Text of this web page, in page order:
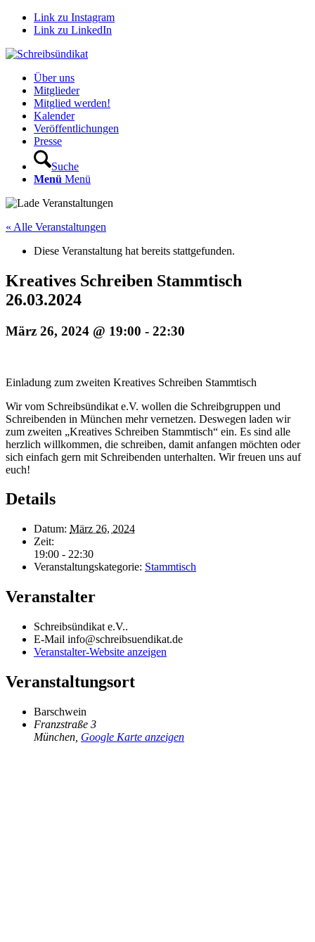
Link zu Instagram
Link zu LinkedIn
Über uns
Mitglieder
Mitglied werden!
Kalender
Veröffentlichungen
Presse
Suche
Menü Menü
« Alle Veranstaltungen
Diese Veranstaltung hat bereits stattgefunden.
Kreatives Schreiben Stammtisch
26.03.2024
März 26, 2024 @ 19:00 - 22:30
Einladung zum zweiten Kreatives Schreiben Stammtisch
Wir vom Schreibsündikat e.V. wollen die Schreibgruppen und
Schreibenden in München mehr vernetzen. Deswegen laden wir
zum zweiten „Kreatives Schreiben Stammtisch“ ein. Es sind alle
herzlich willkommen, die schreiben, damit anfangen möchten oder
sich einfach gern mit Schreibenden unterhalten. Wir freuen uns auf
euch!
Details
Datum: März 26, 2024
Zeit:
19:00 - 22:30
Veranstaltungskategorie: Stammtisch
Veranstalter
Schreibsündikat e.V..
E-Mail info@schreibsuendikat.de
Veranstalter-Website anzeigen
Veranstaltungsort
Barschwein
Franzstraße 3
München Google Karte anzeigen